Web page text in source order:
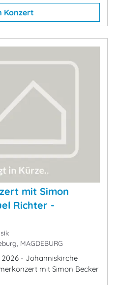
Konzert
mit Simon
Richter -
MAGDEBURG
- Johanniskirche
mit Simon Becker